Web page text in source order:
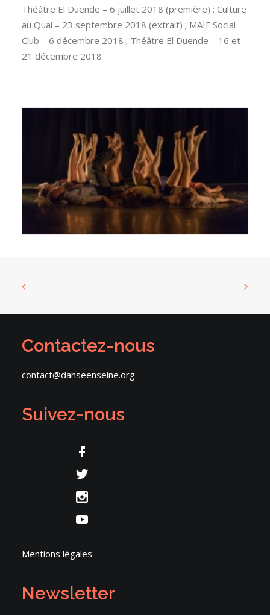
Théâtre El Duende – 6 juillet 2018 (première) ; Culture
au Quai – 23 septembre 2018 (extrait) ; MAIF Social
Club – 6 décembre 2018 ; Théâtre El Duende – 16 et
21 décembre 2018
Contactez-nous
contact@danseenseine.org
Suivez-nous
Mentions légales
Newsletter